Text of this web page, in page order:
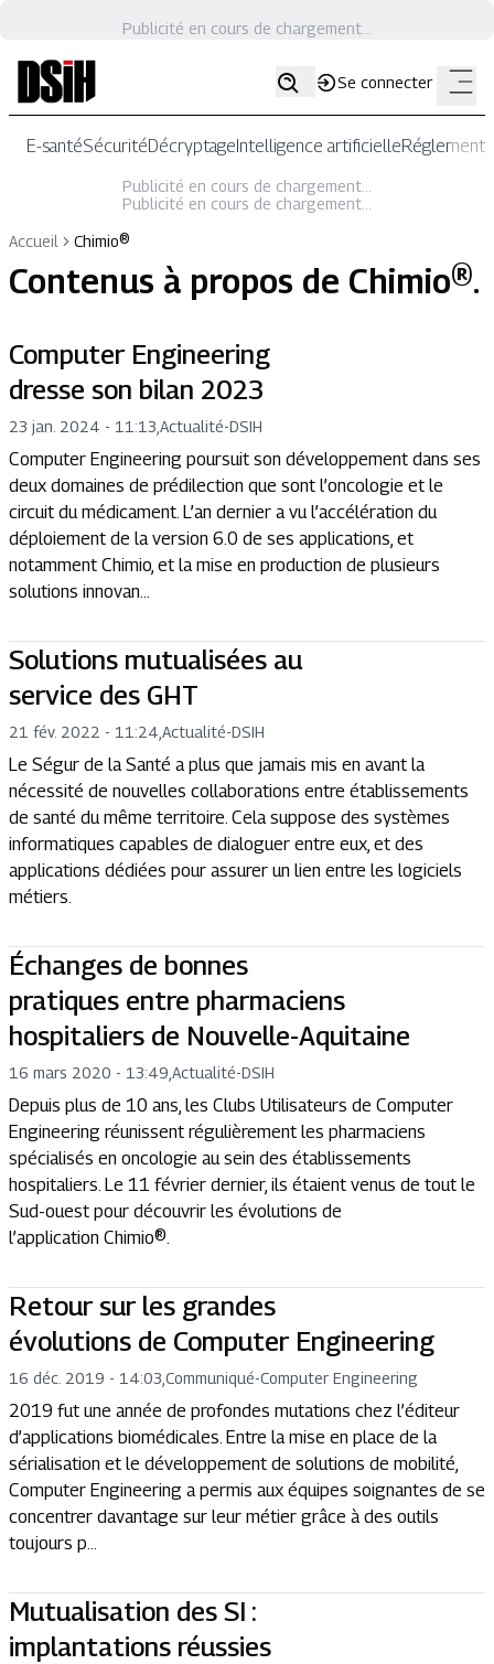
Publicité en cours de chargement...
Se connecter
E-santéSécuritéDécryptageIntelligence artificielle
Publicité en cours de chargement...
Publicité en cours de chargement...
Accueil
Chimio®
Contenus à propos de Chimio®.
Computer Engineering
dresse son bilan 2023
23 jan. 2024 - 11:13 Actualité-DSIH
Computer Engineering poursuit son développement dans ses
deux domaines de prédilection que sont l’oncologie et le
circuit du médicament. L’an dernier a vu l’accélération du
déploiement de la version 6.0 de ses applications, et
notamment Chimio, et la mise en production de plusieurs
solutions innovan...
Solutions mutualisées au
service des GHT
21 fév. 2022 - 11:24 Actualité-DSIH
Le Ségur de la Santé a plus que jamais mis en avant la
nécessité de nouvelles collaborations entre établissements
de santé du même territoire. Cela suppose des systèmes
informatiques capables de dialoguer entre eux, et des
applications dédiées pour assurer un lien entre les logiciels
métiers.
Échanges de bonnes
pratiques entre pharmaciens
hospitaliers de Nouvelle-Aquitaine
16 mars 2020 - 13:49 Actualité-DSIH
Depuis plus de 10 ans, les Clubs Utilisateurs de Computer
Engineering réunissent régulièrement les pharmaciens
spécialisés en oncologie au sein des établissements
hospitaliers. Le 11 février dernier, ils étaient venus de tout le
Sud-ouest pour découvrir les évolutions de
l’application Chimio®.
Retour sur les grandes
évolutions de Computer Engineering
16 déc. 2019 - 14:03 Communiqué-Computer Engineering
2019 fut une année de profondes mutations chez l’éditeur
d’applications biomédicales. Entre la mise en place de la
sérialisation et le développement de solutions de mobilité,
Computer Engineering a permis aux équipes soignantes de se
concentrer davantage sur leur métier grâce à des outils
toujours p...
Mutualisation des SI :
implantations réussies